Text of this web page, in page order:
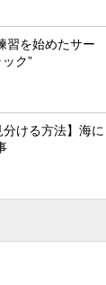
習を始めたサー
ク”
分ける方法】海に